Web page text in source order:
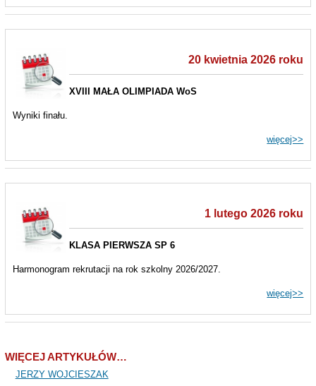
20 kwietnia 2026 roku
XVIII MAŁA OLIMPIADA WoS
Wyniki finału.
więcej>>
1 lutego 2026 roku
KLASA PIERWSZA SP 6
Harmonogram rekrutacji na rok szkolny 2026/2027.
więcej>>
WIĘCEJ ARTYKUŁÓW…
JERZY WOJCIESZAK